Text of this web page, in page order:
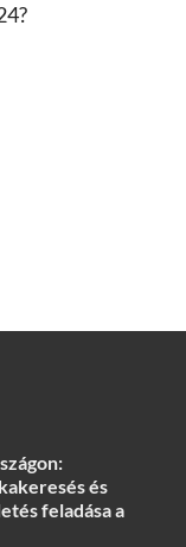
és
feladása a